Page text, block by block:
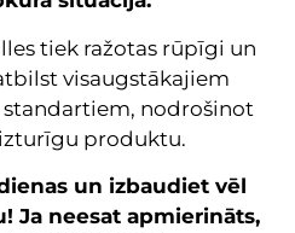
tiek ražotas rūpīgi un
visaugstākajiem
nodrošinot
produktu.
un izbaudiet vēl
Ja neesat apmierināts,